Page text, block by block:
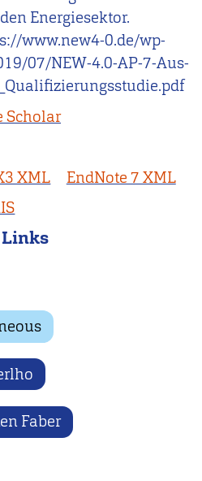
Energiesektor.
www.new4-0.de/wp-
07/NEW-4.0-AP-7-Aus-
Scholar
XML
EndNote 7 XML
Faber